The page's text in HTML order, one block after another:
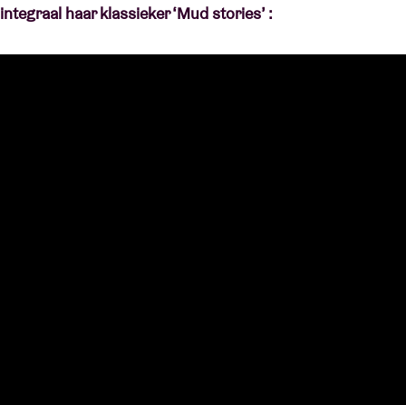
integraal haar klassieker ‘Mud stories’ :